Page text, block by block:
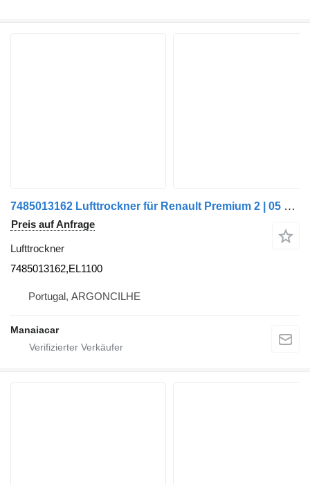
7485013162 Lufttrockner für Renault Premium 2 | 05 LKW
Preis auf Anfrage
Lufttrockner
7485013162,EL1100
Portugal, ARGONCILHE
Manaiacar